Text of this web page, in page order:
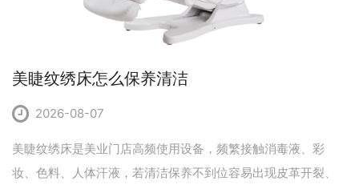
美睫纹绣床怎么保养清洁
2026-08-07
美睫纹绣床是美业门店高频使用设备，频繁接触消毒液、彩
妆、色料、人体汗液，若清洁保养不到位容易出现皮革开裂、